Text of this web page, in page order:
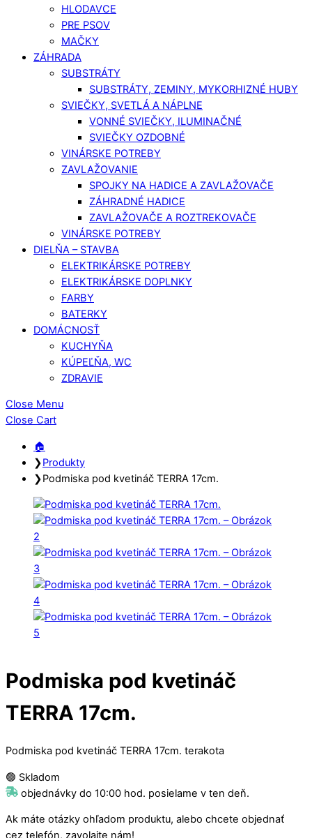
HLODAVCE
PRE PSOV
MAČKY
ZÁHRADA
SUBSTRÁTY
SUBSTRÁTY, ZEMINY, MYKORHIZNÉ HUBY
SVIEČKY, SVETLÁ A NÁPLNE
VONNÉ SVIEČKY, ILUMINAČNÉ
SVIEČKY OZDOBNÉ
VINÁRSKE POTREBY
ZAVLAŽOVANIE
SPOJKY NA HADICE A ZAVLAŽOVAČE
ZÁHRADNÉ HADICE
ZAVLAŽOVAČE A ROZTREKOVAČE
VINÁRSKE POTREBY
DIELŇA – STAVBA
ELEKTRIKÁRSKE POTREBY
ELEKTRIKÁRSKE DOPLNKY
FARBY
BATERKY
DOMÁCNOSŤ
KUCHYŇA
KÚPEĽŇA, WC
ZDRAVIE
Close Menu
Close Cart
🏠︎
❯Produkty
❯Podmiska pod kvetináč TERRA 17cm.
Podmiska pod kvetináč
TERRA 17cm.
Podmiska pod kvetináč TERRA 17cm. terakota
🟢 Skladom
objednávky do 10:00 hod. posielame v ten deň.
Ak máte otázky ohľadom produktu, alebo chcete objednať
cez telefón, zavolajte nám!